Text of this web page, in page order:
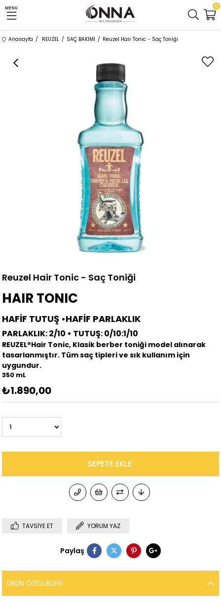
MENU 0
Anasayfa REUZEL SAÇ BAKIMI Reuzel Hair Tonic - Saç Toniği
Reuzel Hair Tonic - Saç Toniği
HAIR TONIC
HAFİF TUTUŞ •HAFİF PARLAKLIK
PARLAKLIK: 2/10 • TUTUŞ: 0/10:1/10
REUZEL®Hair Tonic, Klasik berber toniği model alınarak
tasarlanmıştır. Tüm saç tipleri ve sık kullanım için
uygundur.
350 mL
₺1.890,00
TAVSIYE ET YORUM YAZ
Paylaş
ÜRÜN ÖZELLIKLERI